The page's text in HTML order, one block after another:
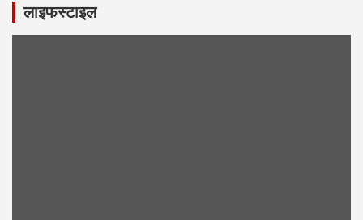
लाइफस्टाइल